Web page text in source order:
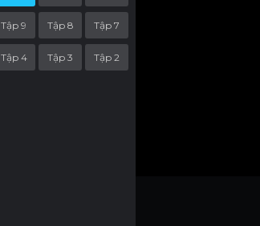
Tập 9 Tập 8 Tập 7
Tập 4 Tập 3 Tập 2